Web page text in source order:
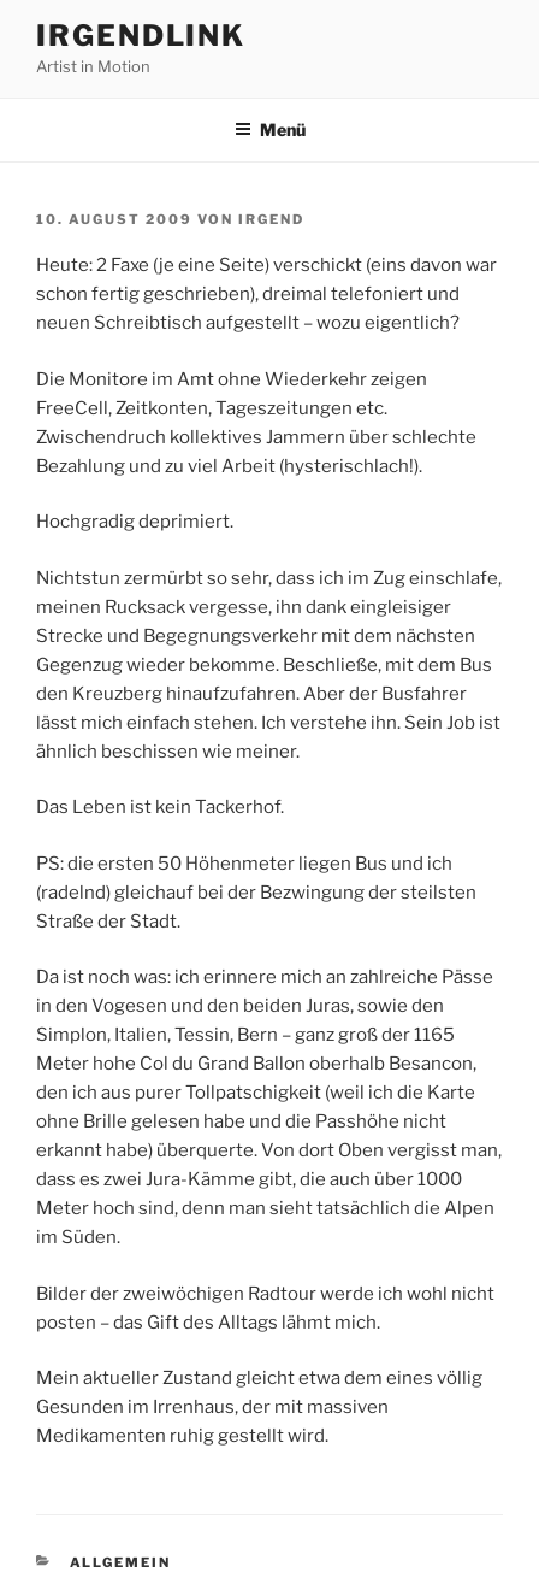
Inhalt
springen
IRGENDLINK
Artist in Motion
Menü
VERÖFFENTLICHT
10. AUGUST 2009 VON IRGEND
Heute: 2 Faxe (je eine Seite) verschickt (eins davon war
schon fertig geschrieben), dreimal telefoniert und
neuen Schreibtisch aufgestellt – wozu eigentlich?
Die Monitore im Amt ohne Wiederkehr zeigen
FreeCell, Zeitkonten, Tageszeitungen etc.
Zwischendruch kollektives Jammern über schlechte
Bezahlung und zu viel Arbeit (hysterischlach!).
Hochgradig deprimiert.
Nichtstun zermürbt so sehr, dass ich im Zug einschlafe,
meinen Rucksack vergesse, ihn dank eingleisiger
Strecke und Begegnungsverkehr mit dem nächsten
Gegenzug wieder bekomme. Beschließe, mit dem Bus
den Kreuzberg hinaufzufahren. Aber der Busfahrer
lässt mich einfach stehen. Ich verstehe ihn. Sein Job ist
ähnlich beschissen wie meiner.
Das Leben ist kein Tackerhof.
PS: die ersten 50 Höhenmeter liegen Bus und ich
(radelnd) gleichauf bei der Bezwingung der steilsten
Straße der Stadt.
Da ist noch was: ich erinnere mich an zahlreiche Pässe
in den Vogesen und den beiden Juras, sowie den
Simplon, Italien, Tessin, Bern – ganz groß der 1165
Meter hohe Col du Grand Ballon oberhalb Besancon,
den ich aus purer Tollpatschigkeit (weil ich die Karte
ohne Brille gelesen habe und die Passhöhe nicht
erkannt habe) überquerte. Von dort Oben vergisst man,
dass es zwei Jura-Kämme gibt, die auch über 1000
Meter hoch sind, denn man sieht tatsächlich die Alpen
im Süden.
Bilder der zweiwöchigen Radtour werde ich wohl nicht
posten – das Gift des Alltags lähmt mich.
Mein aktueller Zustand gleicht etwa dem eines völlig
Gesunden im Irrenhaus, der mit massiven
Medikamenten ruhig gestellt wird.
KATEGORIEN
ALLGEMEIN